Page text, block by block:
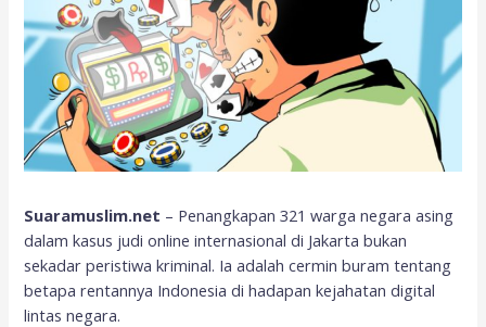
Suaramuslim.net – Penangkapan 321 warga negara asing
dalam kasus judi online internasional di Jakarta bukan
sekadar peristiwa kriminal. Ia adalah cermin buram tentang
betapa rentannya Indonesia di hadapan kejahatan digital
lintas negara.